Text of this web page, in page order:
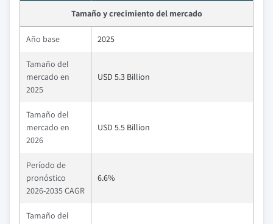
Tamaño y crecimiento del mercado
Año base 2025
Tamaño del
mercado en
2025
USD 5.3 Billion
Tamaño del
mercado en
2026
USD 5.5 Billion
Período de
pronóstico
2026-2035 CAGR
6.6%
Tamaño del